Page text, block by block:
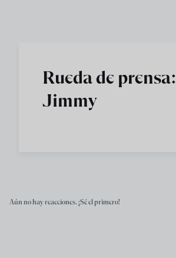
Rueda de prensa:
Jimmy
Aún no hay reacciones. ¡Sé el primero!